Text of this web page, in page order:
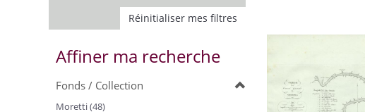
Réinitialiser mes filtres
Affiner ma recherche
Fonds / Collection
Moretti (48)